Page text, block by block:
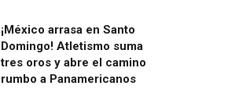
¡México arrasa en Santo
Domingo! Atletismo suma
tres oros y abre el camino
rumbo a Panamericanos